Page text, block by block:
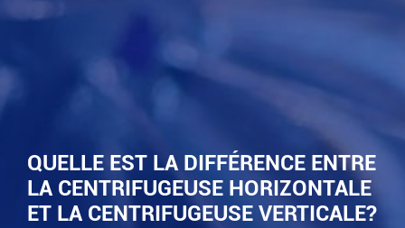
QUELLE EST LA DIFFÉRENCE ENTRE
LA CENTRIFUGEUSE HORIZONTALE
ET LA CENTRIFUGEUSE VERTICALE?